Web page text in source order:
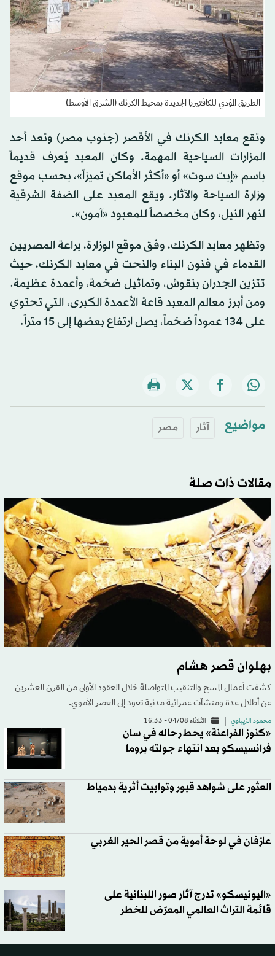
الطريق المؤدي للكافتيريا الجديدة بمحيط الكرنك (الشرق الأوسط)
وتقع معابد الكرنك في الأقصر (جنوب مصر) وتعد أحد
المزارات السياحية المهمة. وكان المعبد يُعرف قديماً
باسم «إبت سوت» أو «أكثر الأماكن تميزاً»، بحسب موقع
وزارة السياحة والآثار. ويقع المعبد على الضفة الشرقية
لنهر النيل، وكان مخصصاً للمعبود «آمون».
وتظهر معابد الكرنك، وفق موقع الوزارة، براعة المصريين
القدماء في فنون البناء والنحت في معابد الكرنك، حيث
تتزين الجدران بنقوش، وتماثيل ضخمة، وأعمدة عظيمة.
ومن أبرز معالم المعبد قاعة الأعمدة الكبرى، التي تحتوي
على 134 عموداً ضخماً، يصل ارتفاع بعضها إلى 15 متراً.
مواضيع آثار مصر
مقالات ذات صلة
بهلوان قصر هشام
كشفت أعمال المسح والتنقيب المتواصلة خلال العقود الأولى من القرن العشرين
عن أطلال عدة ومنشآت عمرانية مدنية تعود إلى العصر الأموي.
محمود الزيباوي الثلاثاء 04/08 - 16:33
«كنوز الفراعنة» يحط رحاله في سان
فرانسيسكو بعد انتهاء جولته بروما
العثور على شواهد قبور وتوابيت أثرية بدمياط
عازفان في لوحة أموية من قصر الحير الغربي
«اليونيسكو» تدرج آثار صور اللبنانية على
قائمة التراث العالمي المعرّض للخطر